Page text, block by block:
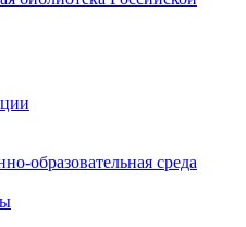
образовательная среда